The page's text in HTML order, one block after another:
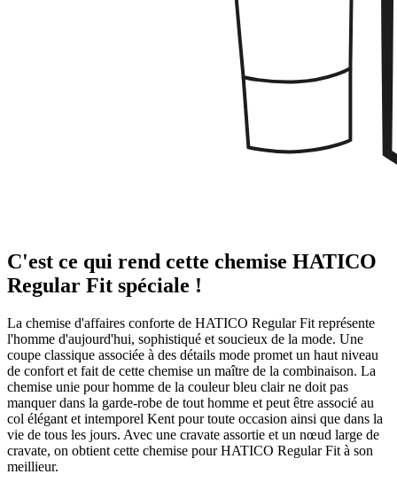
C'est ce qui rend cette chemise HATICO
Regular Fit spéciale !
La chemise d'affaires conforte de HATICO Regular Fit représente
l'homme d'aujourd'hui, sophistiqué et soucieux de la mode. Une
coupe classique associée à des détails mode promet un haut niveau
de confort et fait de cette chemise un maître de la combinaison. La
chemise unie pour homme de la couleur bleu clair ne doit pas
manquer dans la garde-robe de tout homme et peut être associé au
col élégant et intemporel Kent pour toute occasion ainsi que dans la
vie de tous les jours. Avec une cravate assortie et un nœud large de
cravate, on obtient cette chemise pour HATICO Regular Fit à son
meillieur.